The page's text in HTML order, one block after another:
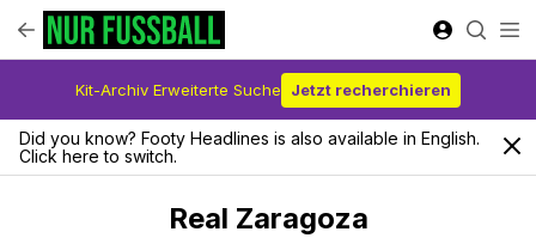
Kit-Archiv Erweiterte Suche Jetzt recherchieren
Did you know? Footy Headlines is also available in English.
Click here to switch.
Real Zaragoza